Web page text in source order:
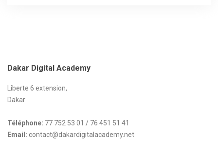
Dakar Digital Academy
Liberte 6 extension,
Dakar
Téléphone: 77 752 53 01 / 76 451 51 41
Email: contact@dakardigitalacademy.net